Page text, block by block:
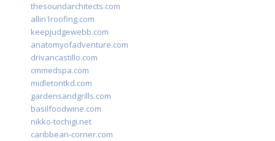
thesoundarchitects.com
allin1roofing.com
keepjudgewebb.com
anatomyofadventure.com
drivancastillo.com
cmmedspa.com
midletontkd.com
gardensandgrills.com
basilfoodwine.com
nikko-tochigi.net
caribbean-corner.com